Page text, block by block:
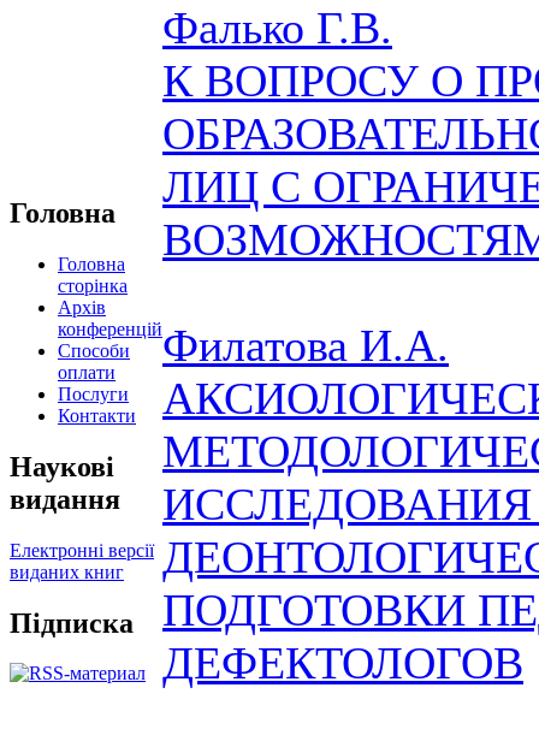
Головна
Головна
сторінка
Архів
конференцій
Способи
оплати
Послуги
Контакти
Наукові
видання
Електронні версії
виданих книг
Підписка
Фалько Г.В.
К ВОПРОСУ О
ЛИЦ С
Филатова И.А.
ПОДГОТОВКИ
ДЕФЕКТОЛОГОВ